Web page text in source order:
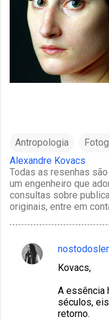
Antropologia
Alexandre Kovacs
Todas as resenhas
um engenheiro que
consultas sobre
originais, entre em
C
Kovacs,
A essência
séculos,
retorno.